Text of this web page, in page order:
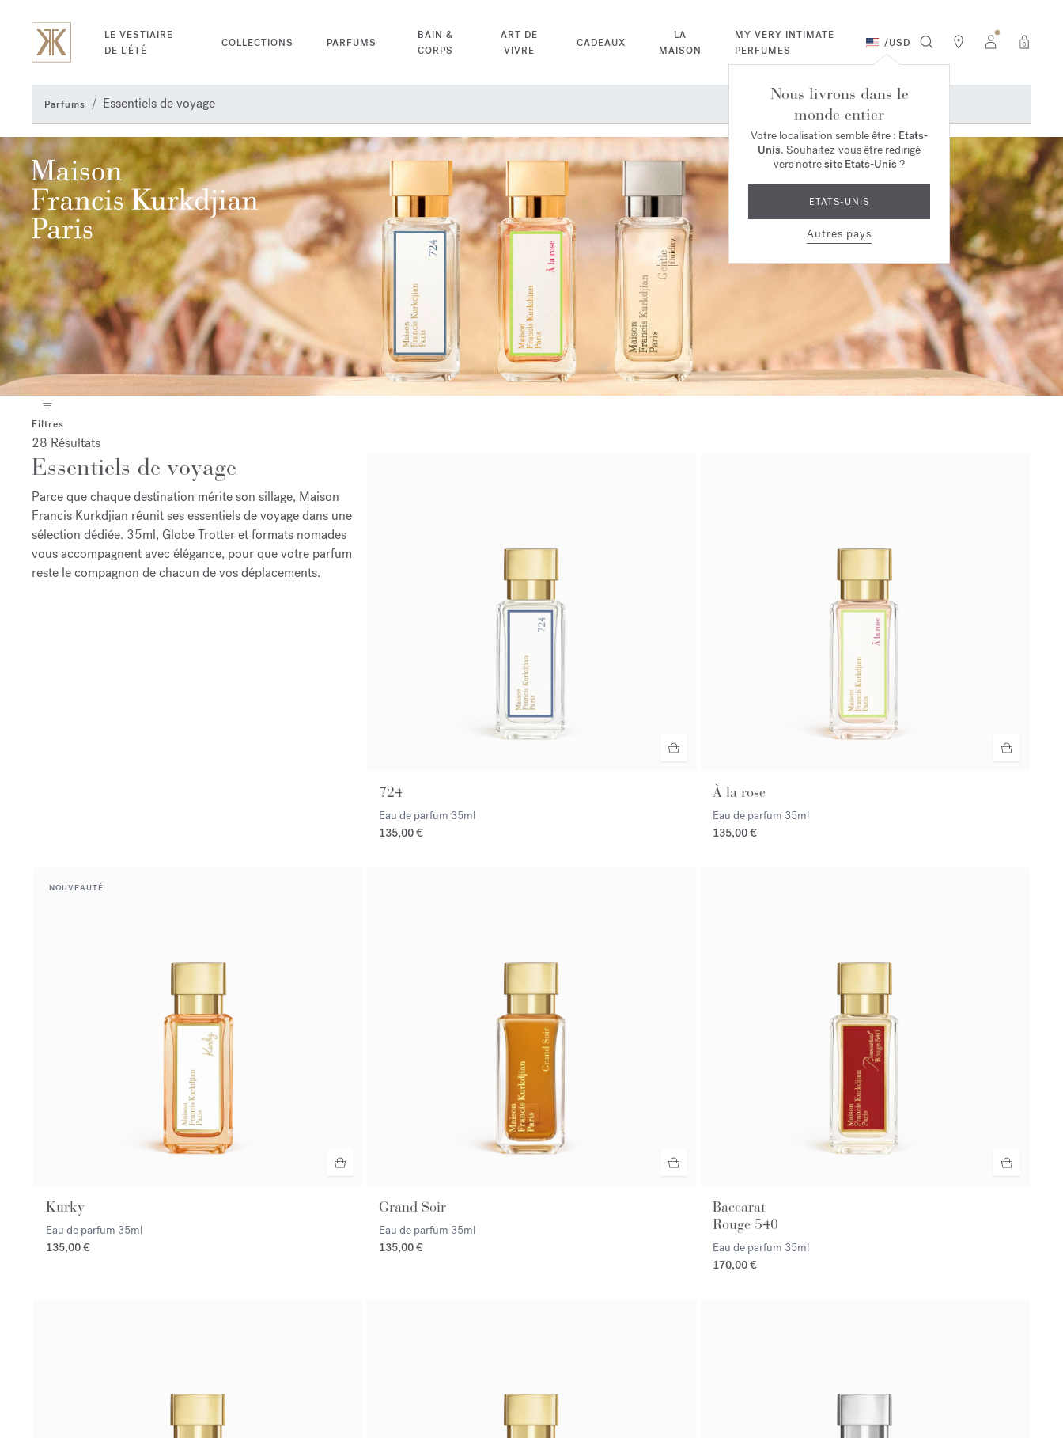
LE VESTIAIRE
DE L'ÉTÉ
COLLECTIONS PARFUMS
BAIN &
CORPS
ART DE
VIVRE
CADEAUX
LA
MAISON
MY VERY INTIMATE
PERFUMES
/USD 0
Nous livrons dans le
monde entier
Votre localisation semble être : Etats-
Unis. Souhaitez-vous être redirigé
vers notresite Etats-Unis ?
ETATS-UNIS
Autres pays
Parfums Essentiels de voyage
Filtres
28 Résultats
Essentiels de voyage
Parce que chaque destination mérite son sillage, Maison
Francis Kurkdjian réunit ses essentiels de voyage dans une
sélection dédiée. 35ml, Globe Trotter et formats nomades
vous accompagnent avec élégance, pour que votre parfum
reste le compagnon de chacun de vos déplacements.
724
Eau de parfum 35ml
135,00 €
À la rose
Eau de parfum 35ml
135,00 €
NOUVEAUTÉ
Kurky
Eau de parfum 35ml
135,00 €
Grand Soir
Eau de parfum 35ml
135,00 €
Baccarat
Rouge 540
Eau de parfum 35ml
170,00 €